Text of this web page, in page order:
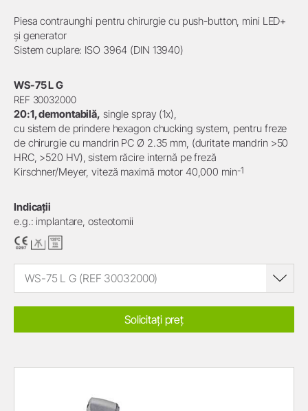
Piesa contraunghi pentru chirurgie cu push-button, mini LED+
și generator
Sistem cuplare: ISO 3964 (DIN 13940)
WS-75 L G
REF 30032000
20:1, demontabilă, single spray (1x),
cu sistem de prindere hexagon chucking system, pentru freze
de chirurgie cu mandrin PC Ø 2.35 mm, (duritate mandrin >50
HRC, >520 HV), sistem răcire internă pe freză
Kirschner/Meyer, viteză maximă motor 40,000 min-1
Indicații
e.g.: implantare, osteotomii
WS-75 L G (REF 30032000)
Solicitați preț